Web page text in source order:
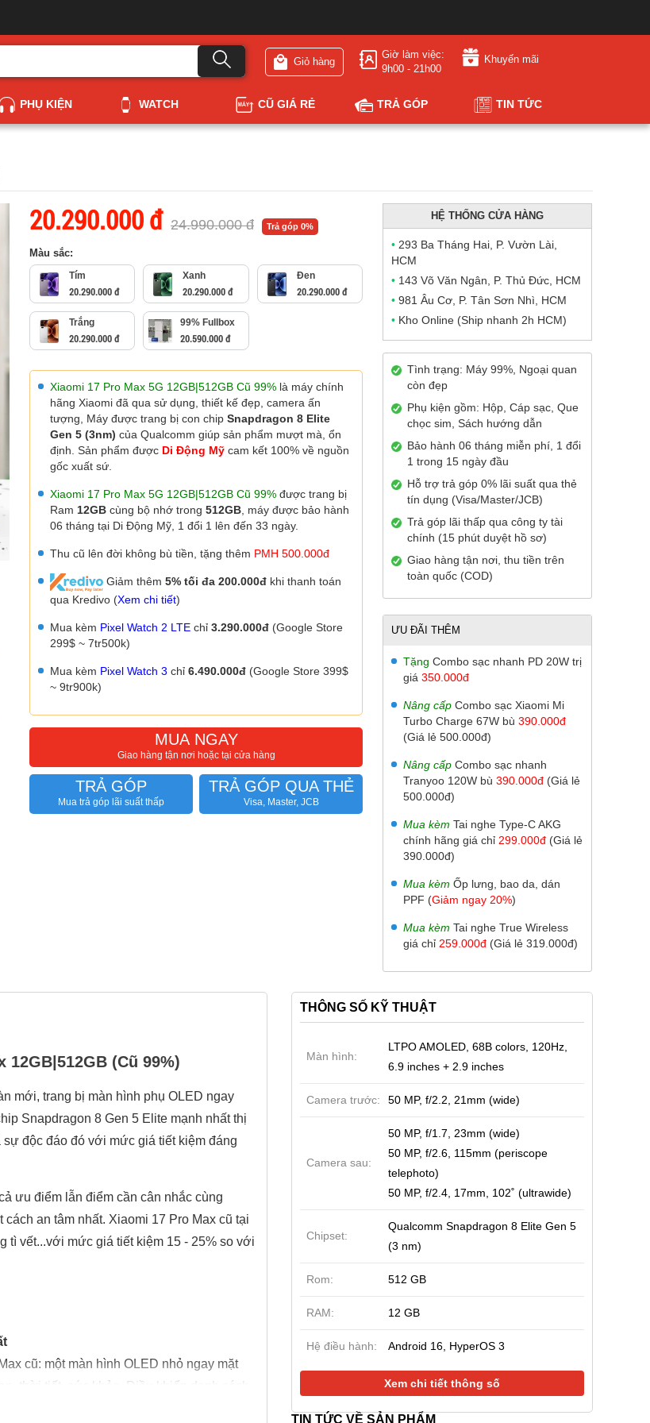
Giỏ hàng
Giờ làm việc:
9h00 - 21h00
Khuyến mãi
PHỤ KIỆN WATCH CŨ GIÁ RẺ TRẢ GÓP TIN TỨC
20.290.000 đ 24.990.000 đ Trả góp 0%
Màu sắc:
Tím
20.290.000 đ
Xanh
20.290.000 đ
Đen
20.290.000 đ
Trắng
20.290.000 đ
99% Fullbox
20.590.000 đ
Xiaomi 17 Pro Max 5G 12GB|512GB Cũ 99% là máy chính
hãng Xiaomi đã qua sử dụng, thiết kế đẹp, camera ấn
tượng, Máy được trang bị con chip Snapdragon 8 Elite
Gen 5 (3nm) của Qualcomm giúp sản phẩm mượt mà, ổn
định. Sản phẩm được Di Động Mỹ cam kết 100% về nguồn
gốc xuất sứ.
Xiaomi 17 Pro Max 5G 12GB|512GB Cũ 99% được trang bị
Ram 12GB cùng bộ nhớ trong 512GB , máy được bảo hành
06 tháng tại Di Động Mỹ, 1 đổi 1 lên đến 33 ngày.
Thu cũ lên đời không bù tiền, tặng thêm PMH 500.000đ
Giảm thêm 5% tối đa 200.000đ khi thanh toán
qua Kredivo (Xem chi tiết)
Mua kèm Pixel Watch 2 LTE chỉ 3.290.000đ (Google Store
299$ ~ 7tr500k)
Mua kèm Pixel Watch 3 chỉ 6.490.000đ (Google Store 399$
~ 9tr900k)
MUA NGAY
Giao hàng tận nơi hoặc tại cửa hàng
TRẢ GÓP
Mua trả góp lãi suất thấp
TRẢ GÓP QUA THẺ
Visa, Master, JCB
HỆ THỐNG CỬA HÀNG
• 293 Ba Tháng Hai, P. Vườn Lài,
HCM
• 143 Võ Văn Ngân, P. Thủ Đức, HCM
• 981 Âu Cơ, P. Tân Sơn Nhì, HCM
• Kho Online (Ship nhanh 2h HCM)
Tình trạng: Máy 99%, Ngoại quan
còn đẹp
Phụ kiện gồm: Hộp, Cáp sạc, Que
chọc sim, Sách hướng dẫn
Bảo hành 06 tháng miễn phí, 1 đổi
1 trong 15 ngày đầu
Hỗ trợ trả góp 0% lãi suất qua thẻ
tín dụng (Visa/Master/JCB)
Trả góp lãi thấp qua công ty tài
chính (15 phút duyệt hồ sơ)
Giao hàng tận nơi, thu tiền trên
toàn quốc (COD)
ƯU ĐÃI THÊM
Tặng Combo sạc nhanh PD 20W trị
giá 350.000đ
Nâng cấp Combo sạc Xiaomi Mi
Turbo Charge 67W bù 390.000đ
(Giá lẻ 500.000đ)
Nâng cấp Combo sạc nhanh
Tranyoo 120W bù 390.000đ (Giá lẻ
500.000đ)
Mua kèm Tai nghe Type-C AKG
chính hãng giá chỉ 299.000đ (Giá lẻ
390.000đ)
Mua kèm Ốp lưng, bao da, dán
PPF (Giảm ngay 20%)
Mua kèm Tai nghe True Wireless
giá chỉ 259.000đ (Giá lẻ 319.000đ)
(Cũ 99%)
mới, trang bị màn hình phụ OLED ngay
Snapdragon 8 Gen 5 Elite mạnh nhất thị
độc đáo đó với mức giá tiết kiệm đáng
ưu điểm lẫn điểm cần cân nhắc cùng
an tâm nhất. Xiaomi 17 Pro Max cũ tại
tì vết...với mức giá tiết kiệm 15 - 25% so với
cũ: một màn hình OLED nhỏ ngay mặt
thời tiết, sức khỏe. Điều khiển danh sách
THÔNG SỐ KỸ THUẬT
Màn hình:
LTPO AMOLED, 68B colors, 120Hz,
6.9 inches + 2.9 inches
Camera trước: 50 MP, f/2.2, 21mm (wide)
Camera sau:
50 MP, f/1.7, 23mm (wide)
50 MP, f/2.6, 115mm (periscope
telephoto)
50 MP, f/2.4, 17mm, 102˚ (ultrawide)
Chipset:
Qualcomm Snapdragon 8 Elite Gen 5
(3 nm)
Rom: 512 GB
RAM: 12 GB
Hệ điều hành: Android 16, HyperOS 3
Xem chi tiết thông số
TIN TỨC VỀ SẢN PHẨM